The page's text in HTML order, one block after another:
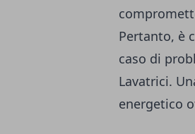
Pertanto, è
caso di
Lavatrici.
energetico